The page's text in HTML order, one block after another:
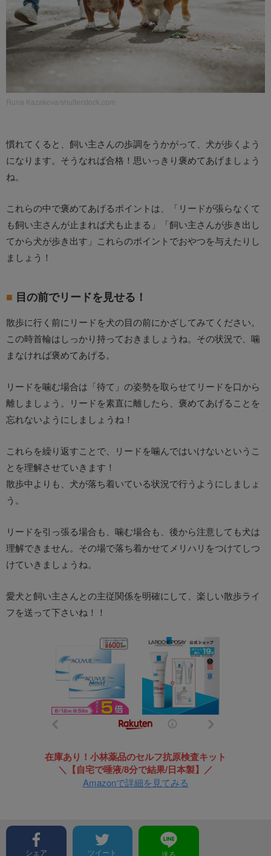
Runa Kazakova/shutterstock.com
慣れてくると、飼い主さんの歩調をうかがって、犬が歩くよう
になります。そうなれば合格！思いっきり褒めてあげましょう
ね。
これらの中で褒めてあげるポイントは、「リードが張らなくて
も飼い主さんが止まれば犬も止まる」「飼い主さんが歩き出し
てから犬が歩き出す」これらのポイントでおやつを与えたりし
ましょう！
目の前でリードを見せる！
散歩に行く前にリードを犬の目の前にかざしてみてください。
この時首輪はしっかり持っておきましょうね。その状況で、噛
まなければ褒めてあげる。
リードを噛む場合は「待て」の姿勢を取らせてリードを口から
離しましょう。リードを素直に離したら、褒めてあげることを
忘れないようにしましょうね！
これらを繰り返すことで、リードを噛んではいけないというこ
とを理解させていきます！
散歩中よりも、犬が落ち着いている状況で行うようにしましょ
う。
リードを引っ張る場合も、噛む場合も、後から注意しても犬は
理解できません。その場で落ち着かせてメリハリをつけてしつ
けていきましょうね。
愛犬と飼い主さんとの主従関係を明確にして、楽しい散歩ライ
フを送って下さいね！！
在庫あり！小林薬品のセルフ抗原検査キット
＼【自宅で唾液/8分で結果/日本製】／
Amazonで詳細を見てみる
シェア ツイート 送る